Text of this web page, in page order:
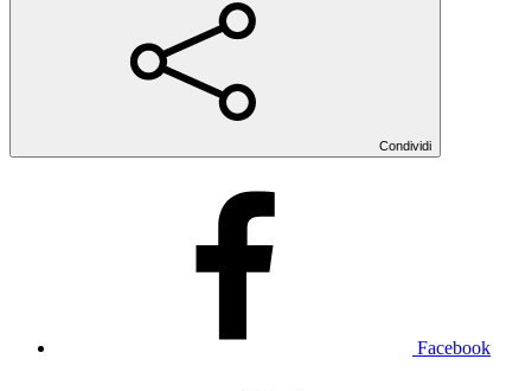
Condividi
Facebook